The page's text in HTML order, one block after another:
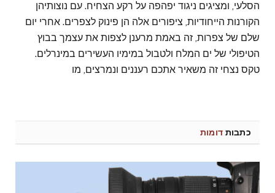
הסלעי, ומציגים ניגוד יפהפה על רקע הצחיח. עם נוצותיהן
הקורנות הייחודיות, ציפורים אלה הן פינוק לצפרים. אחרי יום
שלם של צפרות, זה באמת מרענן לצפות את עצמך בבוץ
הטיפולי של ים המלח ולטבול במימיו העשירים במינרלים.
טקס נצחי זה משאיר אתכם רעננים ונמרצים, מו
כתבות דומות